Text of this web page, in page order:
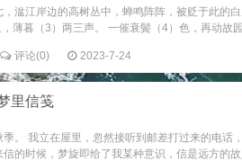
，湓江岸边的高树丛中，蝉鸣阵阵，被贬于此的
薄暮（3）两三声。 一催衰鬓（4）色，再动故
评论(0) 2023-7-24
里信笺
。 我立在屋里，忽然接听到邮差打过来的电话
的时候，梦旋即给了我某种意识，信是远方的